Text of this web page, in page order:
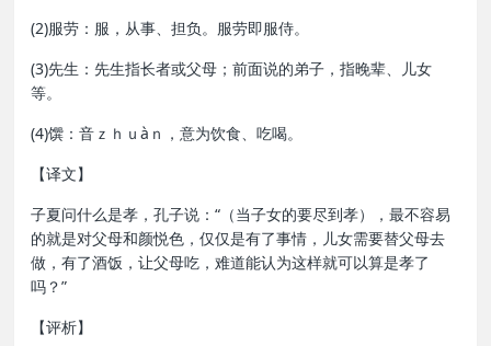
(2)服劳：服，从事、担负。服劳即服侍。
(3)先生：先生指长者或父母；前面说的弟子，指晚辈、儿女
等。
(4)馔：音ｚｈｕàｎ，意为饮食、吃喝。
【译文】
子夏问什么是孝，孔子说：“（当子女的要尽到孝），最不容易
的就是对父母和颜悦色，仅仅是有了事情，儿女需要替父母去
做，有了酒饭，让父母吃，难道能认为这样就可以算是孝了
吗？”
【评析】